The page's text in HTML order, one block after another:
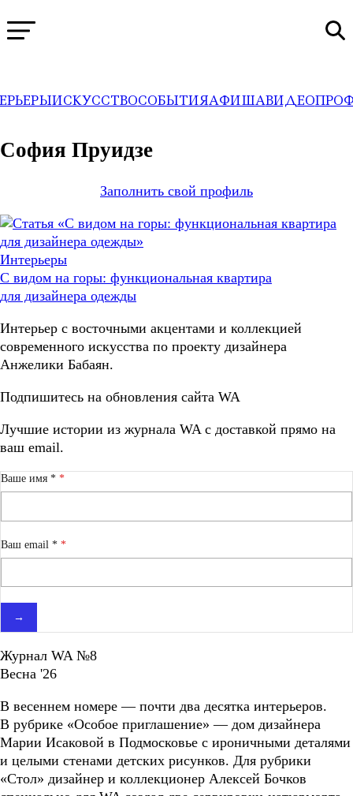
ИСКУССТВОСОБЫТИЯАФИШАВИДЕО
WA→Профили
София Пруидзе
Заполнить свой профиль
Интерьеры
С видом на горы: функциональная квартира
для дизайнера одежды
Интерьер с восточными акцентами и коллекцией
современного искусства по проекту дизайнера
Анжелики Бабаян.
Подпишитесь на обновления сайта WA
Лучшие истории из журнала WA c доставкой прямо на
ваш email.
Ваше имя *
Ваш email *
→
Журнал WA №8
Весна '26
В весеннем номере — почти два десятка интерьеров.
В рубрике «Особое приглашение» — дом дизайнера
Марии Исаковой в Подмосковье с ироничными деталями
и целыми стенами детских рисунков. Для рубрики
«Стол» дизайнер и коллекционер Алексей Бочков